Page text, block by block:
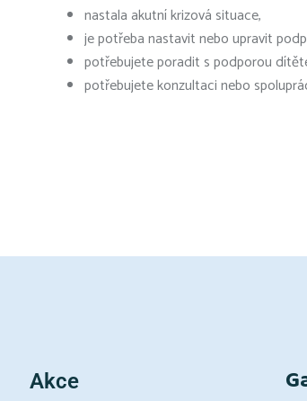
nastala akutní krizová situace,
je potřeba nastavit nebo upravit
potřebujete poradit s podporou
potřebujete konzultaci nebo
Akce